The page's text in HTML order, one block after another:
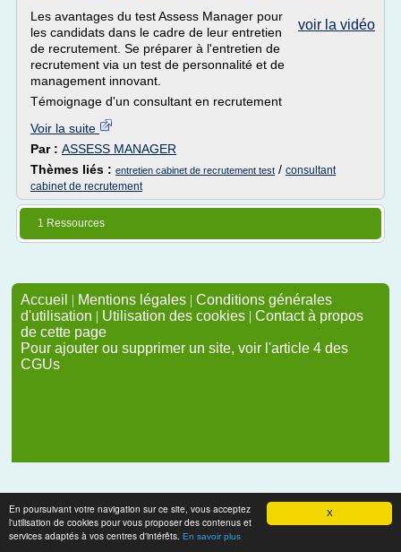
X
En poursuivant votre navigation sur ce site, vous acceptez
l'utilisation de cookies pour vous proposer des contenus et
services adaptés à vos centres d'intérêts. En savoir plus
voir la vidéo
Les avantages du test Assess Manager pour
les candidats dans le cadre de leur entretien
de recrutement. Se préparer à l'entretien de
recrutement via un test de personnalité et de
management innovant.
Témoignage d'un consultant en recrutement
Voir la suite
Par : ASSESS MANAGER
Thèmes liés : entretien cabinet de recrutement test / consultant
cabinet de recrutement
1 Ressources
Accueil | Mentions légales | Conditions générales
d'utilisation | Utilisation des cookies | Contact à propos
de cette page
Pour ajouter ou supprimer un site, voir l'article 4 des
CGUs